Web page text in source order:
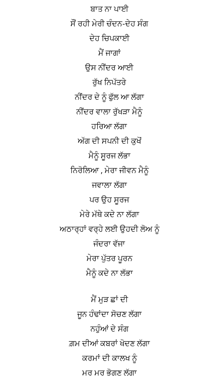
ਬਾਤ ਨਾ ਪਾਈ
ਸੌਂ ਰਹੀ ਮੇਰੀ ਚੰਦਨ-ਦੇਹ ਸੰਗ
ਦੇਹ ਚਿਪਕਾਈ
ਮੈਂ ਜਾਗਾਂ
ਉਸ ਨੀਂਦਰ ਆਈ
ਰੁੱਖ ਨਿਪੱਤਰੇ
ਨੀਂਦਰ ਦੇ ਨੂੰ ਫੁੱਲ ਆ ਲੱਗਾ
ਨੀਂਦਰ ਵਾਲਾ ਰੁੱਖੜਾ ਮੈਨੂੰ
ਹਰਿਆ ਲੱਗਾ
ਅੱਗ ਦੀ ਸਪਨੀ ਦੀ ਕੁਖੋਂ
ਮੈਨੂੰ ਸੂਰਜ ਲੱਭਾ
ਨਿਰੋਲਿਆ , ਮੇਰਾ ਜੀਵਨ ਮੈਨੂੰ
ਜਵਾਲਾ ਲੱਗਾ
ਪਰ ਉਹ ਸੂਰਜ
ਮੇਰੇ ਮੱਥੇ ਕਦੇ ਨਾ ਲੱਗਾ
ਅਠਾਰ੍ਹਾਂ ਵਰ੍ਹੇ ਲਈ ਉਹਦੀ ਲੋਅ ਨੂੰ
ਜੰਦਰਾ ਵੱਜਾ
ਮੇਰਾ ਪੁੱਤਰ ਪੂਰਨ
ਮੈਨੂੰ ਕਦੇ ਨਾ ਲੱਭਾ
ਮੈਂ ਮੁੜ ਛਾਂ ਦੀ
ਜੂਨ ਹੰਢਾਂਦਾ ਸੋਚਣ ਲੱਗਾ
ਨਹੁੰਆਂ ਦੇ ਸੰਗ
ਗ਼ਮ ਦੀਆਂ ਕਬਰਾਂ ਖੋਦਣ ਲੱਗਾ
ਕਰਮਾਂ ਦੀ ਕਾਲਖ ਨੂੰ
ਮਰ ਮਰ ਭੋਗਣ ਲੱਗਾ